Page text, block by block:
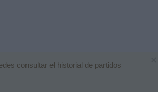
consultar el historial de partidos